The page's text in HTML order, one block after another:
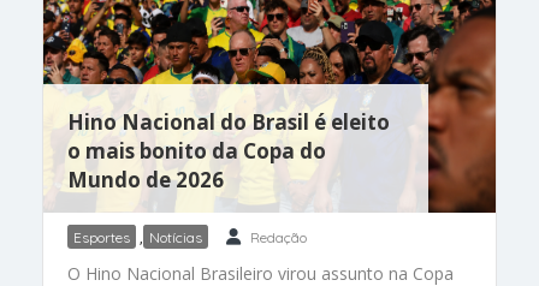
criado sob a direção de Ronald Nazário, filho de
Ronaldo Fenômeno. É um dos principais pontos
de
Hino Nacional do Brasil é eleito
o mais bonito da Copa do
Mundo de 2026
Esportes , Notícias Redação
O Hino Nacional Brasileiro virou assunto na Copa